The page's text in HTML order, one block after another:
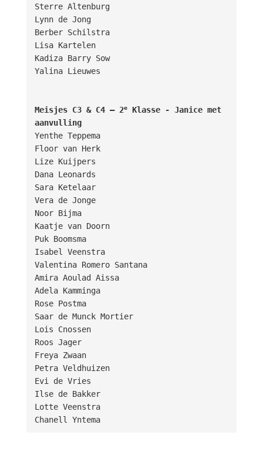
Sterre Altenburg
Lynn de Jong
Berber Schilstra
Lisa Kartelen
Kadiza Barry Sow
Yalina Lieuwes
Meisjes C3 & C4 – 2e Klasse - Janice met
aanvulling
Yenthe Teppema
Floor van Herk
Lize Kuijpers
Dana Leonards
Sara Ketelaar
Vera de Jonge
Noor Bijma
Kaatje van Doorn
Puk Boomsma
Isabel Veenstra
Valentina Romero Santana
Amira Aoulad Aissa
Adela Kamminga
Rose Postma
Saar de Munck Mortier
Lois Cnossen
Roos Jager
Freya Zwaan
Petra Veldhuizen
Evi de Vries
Ilse de Bakker
Lotte Veenstra
Chanell Yntema